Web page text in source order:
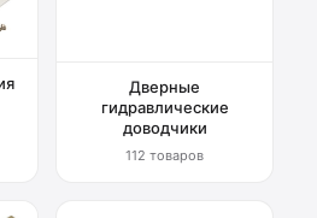
Дверные
гидравлические
доводчики
112 товаров